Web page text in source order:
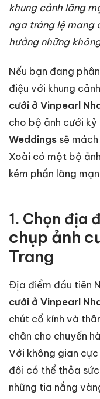
khung cảnh lãng
nga tráng lệ mang
hưởng những
Nếu bạn đang
điệu với khung
cưới ở Vinpearl
cho bộ ảnh cưới
Weddings sẽ
Xoài có một bộ
kém phần lãng
1. Chọn địa
chụp ảnh
Trang
Địa điểm đầu tiên
cưới ở Vinpearl
chút cổ kính và
chân cho chuyến
Với không gian
đôi có thể thỏa
những tia nắng